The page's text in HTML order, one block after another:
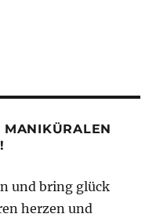
und bring glück
herzen und